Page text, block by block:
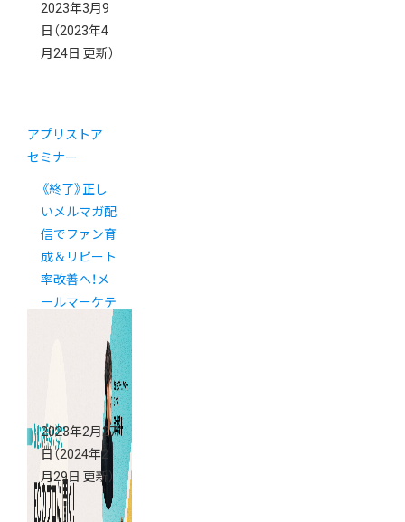
2023年3月9
日 （2023年4
月24日 更新）
アプリストア
セミナー
《終了》正し
いメルマガ配
信でファン育
成＆リピート
率改善へ！メ
ールマーケテ
ィングセミナ
2023年2月27
日 （2024年2
月29日 更新）